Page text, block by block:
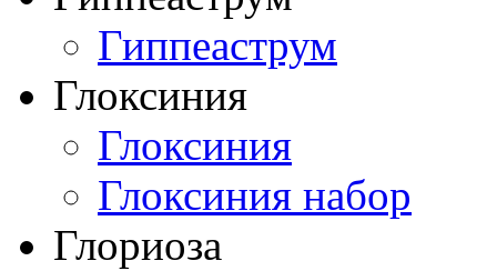
Гиппеаструм
Глоксиния
Глоксиния
Глоксиния набор
Глориоза